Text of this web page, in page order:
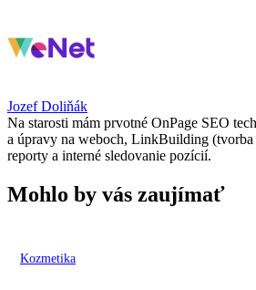
Jozef Doliňák
Na starosti mám prvotné OnPage SEO
a úpravy na weboch, LinkBuilding (tvorba
reporty a interné sledovanie pozícií.
Mohlo by vás zaujímať
Kozmetika